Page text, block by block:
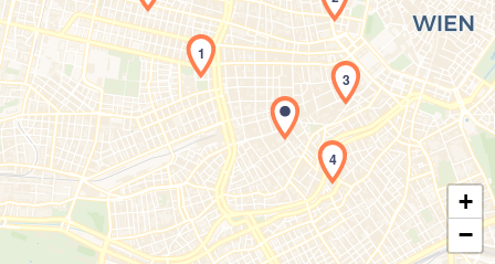
Laden der Karte...
1
3
4
+
−